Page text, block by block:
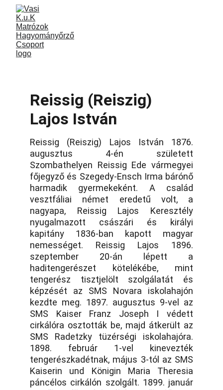
Reissig (Reiszig)
Lajos István
Reissig (Reiszig) Lajos István 1876.
augusztus 4-én született
Szombathelyen Reissig Ede vármegyei
főjegyző és Szegedy-Ensch Irma bárónő
harmadik gyermekeként. A család
vesztfáliai német eredetű volt, a
nagyapa, Reissig Lajos Keresztély
nyugalmazott császári és királyi
kapitány 1836-ban kapott magyar
nemességet. Reissig Lajos 1896.
szeptember 20-án lépett a
haditengerészet kötelékébe, mint
tengerész tisztjelölt szolgálatát és
képzését az SMS Novara iskolahajón
kezdte meg. 1897. augusztus 9-vel az
SMS Kaiser Franz Joseph I védett
cirkálóra osztották be, majd átkerült az
SMS Radetzky tüzérségi iskolahajóra.
1898. február 1-vel kinevezték
tengerészkadétnak, május 3-tól az SMS
Kaiserin und Königin Maria Theresia
páncélos cirkálón szolgált. 1899. január